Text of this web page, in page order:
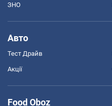
ЗНО
Авто
Тест Драйв
Акції
Food Oboz